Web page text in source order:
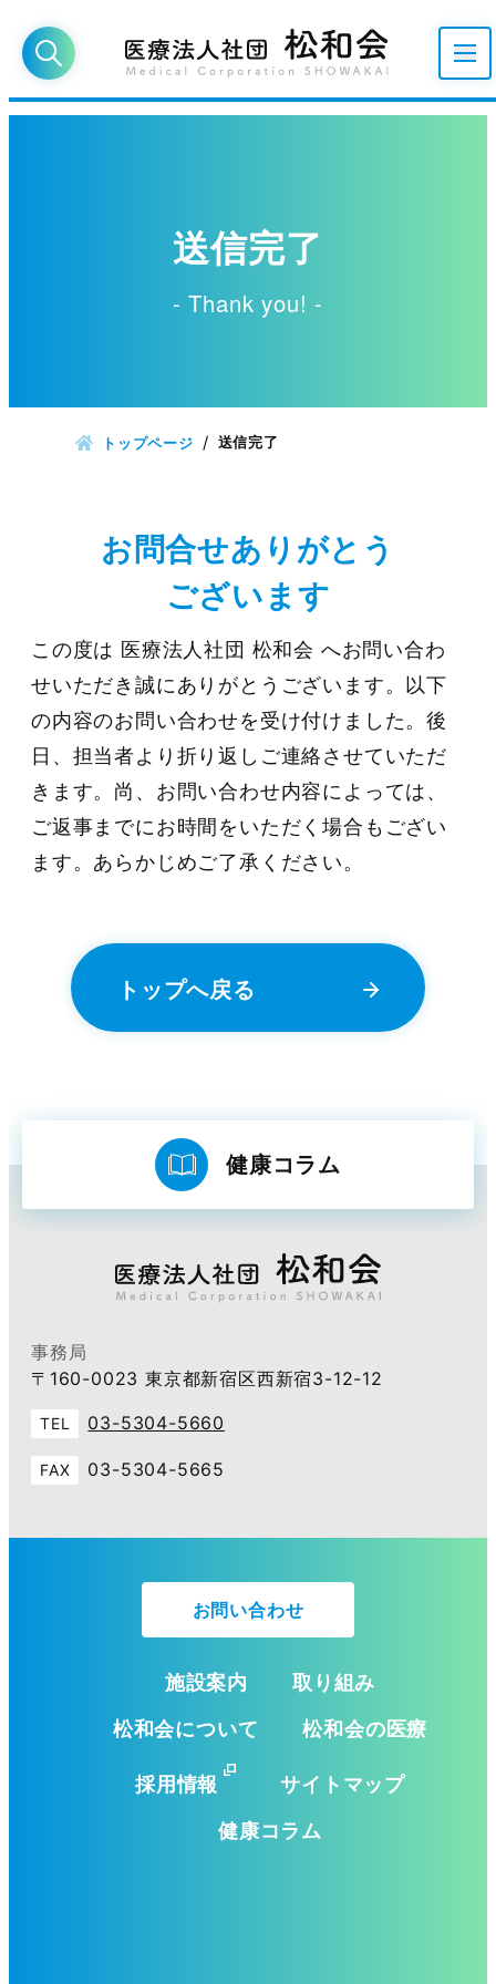
送信完了
- Thank you! -
トップページ 送信完了
お問合せありがとう
ございます
この度は 医療法人社団 松和会 へお問い合わ
せいただき誠にありがとうございます。
以下
の内容のお問い合わせを受け付けました。後
日、担当者より折り返しご連絡させていただ
きます。 尚、お問い合わせ内容によっては、
ご返事までにお時間をいただく場合もござい
ます。 あらかじめご了承ください。
トップへ戻る
健康コラム
事務局
〒160-0023 東京都新宿区西新宿3-12-12
TEL 03-5304-5660
FAX 03-5304-5665
お問い合わせ
取り組み
施設案内
松和会の医療
松和会について
サイトマップ
採用情報
健康コラム